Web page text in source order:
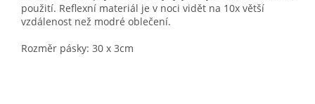
použití. Reflexní materiál je v noci vidět na 10x větší
vzdálenost než modré oblečení.
Rozměr pásky: 30 x 3cm